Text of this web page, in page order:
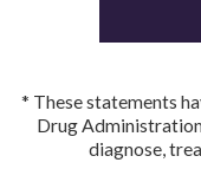
* These statements
Drug
diagnose,